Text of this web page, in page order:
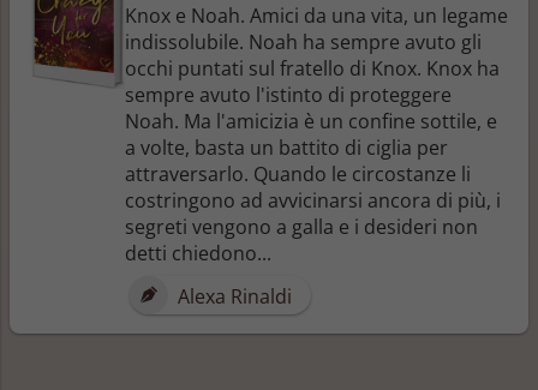
Knox e Noah. Amici da una vita, un legame
indissolubile. Noah ha sempre avuto gli
occhi puntati sul fratello di Knox. Knox ha
sempre avuto l'istinto di proteggere
Noah. Ma l'amicizia è un confine sottile, e
a volte, basta un battito di ciglia per
attraversarlo. Quando le circostanze li
costringono ad avvicinarsi ancora di più, i
segreti vengono a galla e i desideri non
detti chiedono...
Alexa Rinaldi